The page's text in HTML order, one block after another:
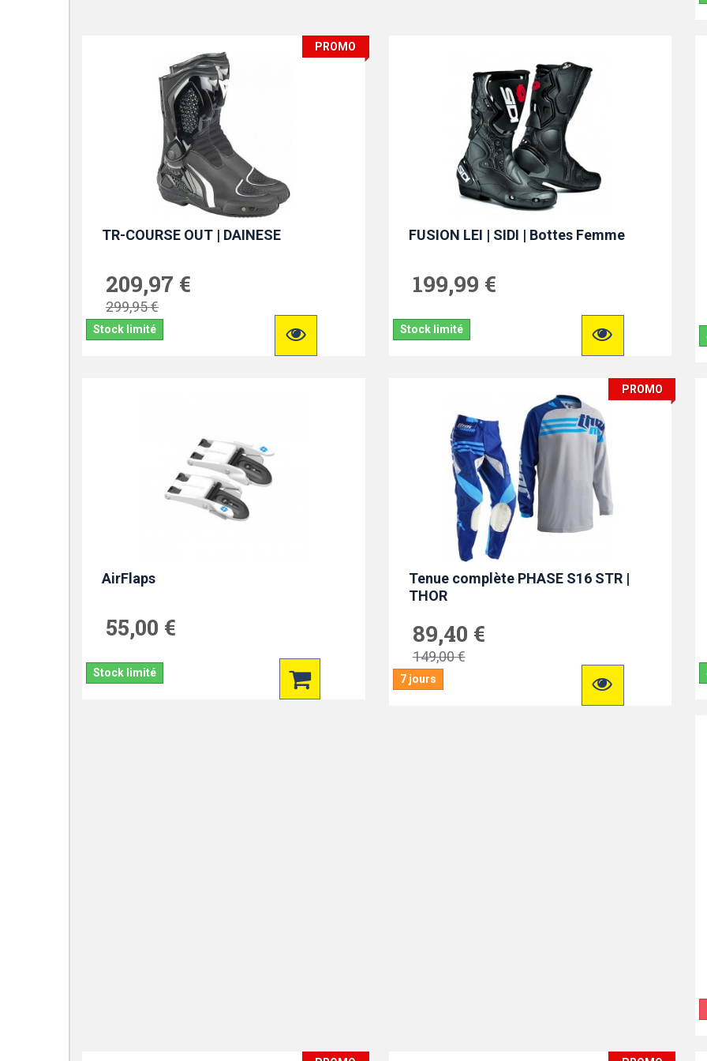
PROMO
TR-COURSE OUT | DAINESE
209,97 €
299,95 €
Stock limité
FUSION LEI | SIDI | Bottes Femme
199,99 €
Stock limité
AirFlaps
55,00 €
Stock limité
PROMO
Tenue complète PHASE S16 STR |
THOR
89,40 €
149,00 €
7 jours